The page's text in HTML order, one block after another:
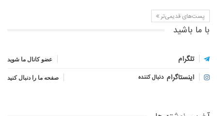
پست‌های قدیمی‌تر
با ما باشید
تلگرام عضو کانال ما شوید
اینستاگرام دنبال کننده صفحه ما را دنبال کنید